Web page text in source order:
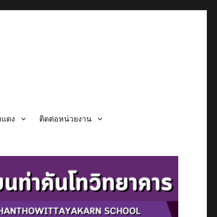
ดง ติดต่อหน่วยงาน